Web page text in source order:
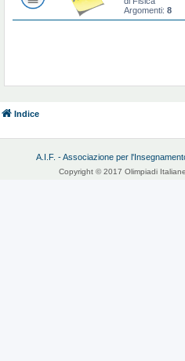
Argomenti: 8
Indice
A.I.F. - Associazione per
Copyright © 2017 Olimpiadi